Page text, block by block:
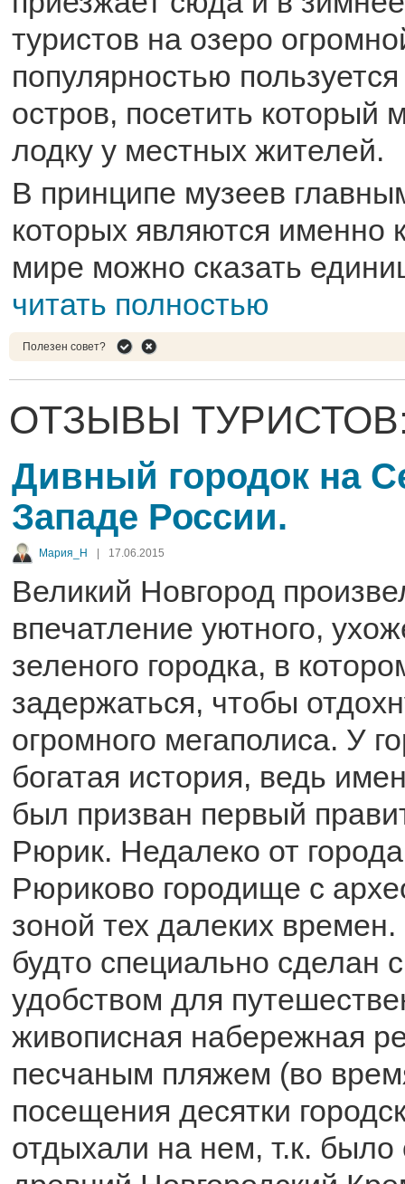
туристов на озеро
популярностью
остров, посетить который
лодку у местных жителей.
В принципе музеев
которых являются именно
мире можно сказать
читать полностью
Полезен совет?
ОТЗЫВЫ
Дивный городок на
Западе России.
Мария_Н | 17.06.2015
Великий Новгород
впечатление уютного,
зеленого городка, в
задержаться, чтобы
огромного мегаполиса. У
богатая история, ведь
был призван первый
Рюрик. Недалеко от
Рюриково городище с
зоной тех далеких времен.
будто специально сделан
удобством для
живописная набережная
песчаным пляжем (во
посещения десятки
отдыхали на нем, т.к. было